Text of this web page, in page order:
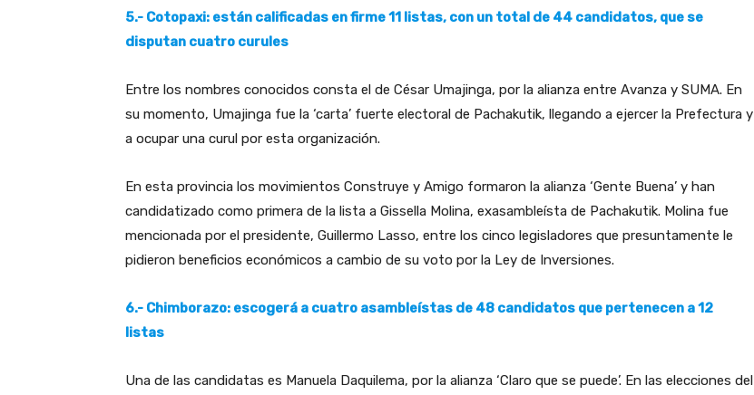
5.- Cotopaxi: están calificadas en firme 11 listas, con un total de 44 candidatos, que se
disputan cuatro curules
Entre los nombres conocidos consta el de César Umajinga, por la alianza entre Avanza y SUMA. En
su momento, Umajinga fue la ‘carta’ fuerte electoral de Pachakutik, llegando a ejercer la Prefectura y
a ocupar una curul por esta organización.
En esta provincia los movimientos Construye y Amigo formaron la alianza ‘Gente Buena’ y han
candidatizado como primera de la lista a Gissella Molina, exasambleísta de Pachakutik. Molina fue
mencionada por el presidente, Guillermo Lasso, entre los cinco legisladores que presuntamente le
pidieron beneficios económicos a cambio de su voto por la Ley de Inversiones.
6.- Chimborazo: escogerá a cuatro asambleístas de 48 candidatos que pertenecen a 12
listas
Una de las candidatas es Manuela Daquilema, por la alianza ‘Claro que se puede’. En las elecciones del